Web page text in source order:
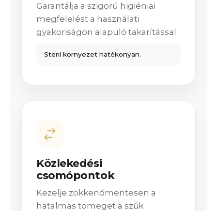
Garantálja a szigorú higiéniai
megfelelést a használati
gyakoriságon alapuló takarítással.
Steril környezet hatékonyan.
Közlekedési
csomópontok
Kezelje zökkenőmentesen a
hatalmas tömeget a szűk